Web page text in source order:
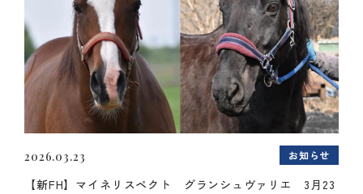
2026.03.23 お知らせ
【新FH】マイネリスペクト グランシュヴァリエ 3月23